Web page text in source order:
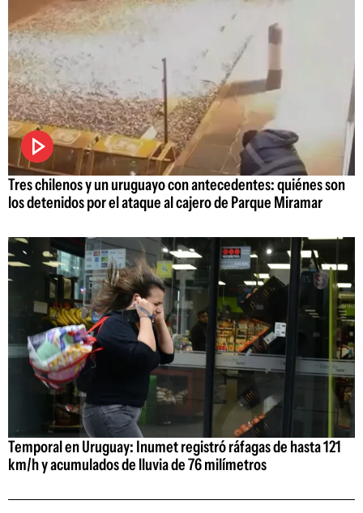
Tres chilenos y un uruguayo con antecedentes: quiénes son
los detenidos por el ataque al cajero de Parque Miramar
Temporal en Uruguay: Inumet registró ráfagas de hasta 121
km/h y acumulados de lluvia de 76 milímetros